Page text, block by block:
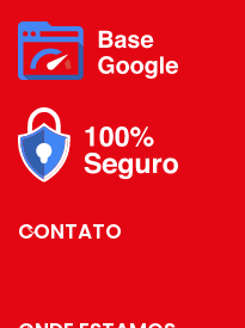
de fácil acesso para a resolução
de qualquer problema.
CONTATO